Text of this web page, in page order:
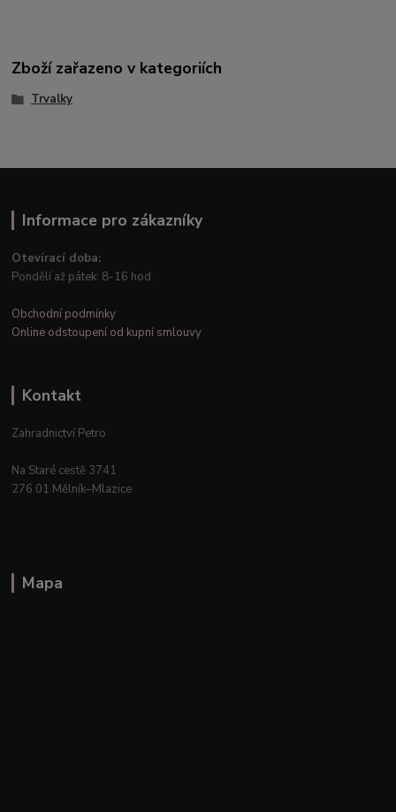
Zboží zařazeno v kategoriích
Trvalky
Informace pro zákazníky
Otevírací doba:
Pondělí až pátek: 8-16 hod.
Obchodní podmínky
Online odstoupení od kupní smlouvy
Kontakt
Zahradnictví Petro
Na Staré cestě 3741
276 01 Mělník–Mlazice
Mapa